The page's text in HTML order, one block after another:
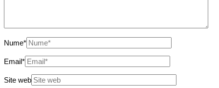
Nume*
Email*
Site web